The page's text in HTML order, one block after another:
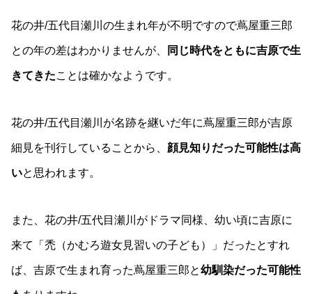
花の井/五代目瀬川の生まれ年が不明ですので蔦屋重三郎
との年の差はわかりませんが、 同じ時代をともに吉原で生
きてきたことは確かなようです。
花の井/五代目瀬川が名跡を継いだ年に蔦屋重三郎が吉原
細見を刊行していることから、 顔見知りだった可能性は高
いと思われます。
また、花の井/五代目瀬川がドラマ同様、幼い頃に吉原に
来て「禿（かむろ遊女見習いの子ども）」だったとすれ
ば、吉原で生まれ育った蔦屋重三郎と幼馴染だった可能性